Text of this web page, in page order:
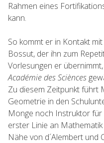
Rahmen eines
kann.
So kommt er in Kontakt
Bossut, der ihn zum
Vorlesungen er
Académie des Sciènces
Zu diesem Zeitpunkt führt
Geometrie in den
Monge noch Instruktor für
erster Linie an
Nähe von d´Alembert